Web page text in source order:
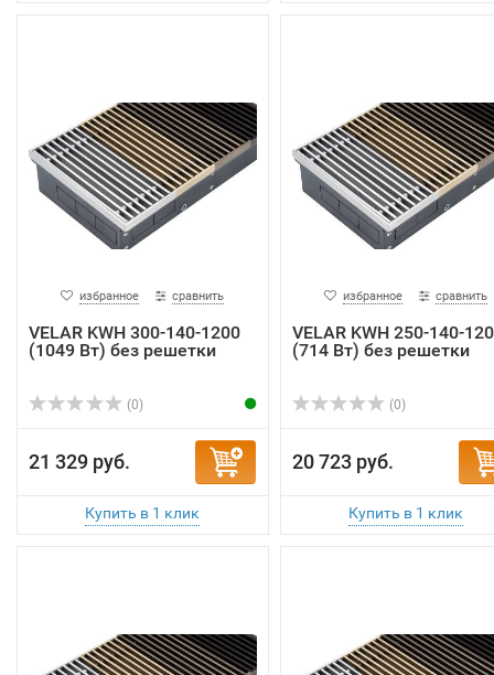
избранное сравнить
VELAR KWH 300-140-1200
(1049 Вт) без решетки
(0)
21 329 руб.
избранное сравнить
VELAR KWH 250-140-
(714 Вт) без решетки
(0)
20 723 руб.